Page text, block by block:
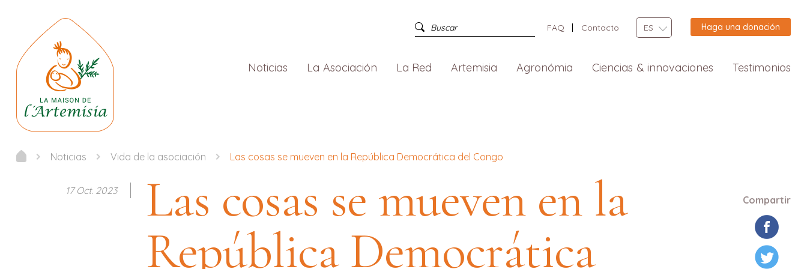
FAQ Contacto ES Haga una donación
Noticias La Asociación La Red Artemisia Agronómia Ciencias & innovaciones Testimonios
Noticias Vida de la asociación Las cosas se mueven en la República Democrática del Congo
17 Oct. 2023
Las cosas se mueven en la
República Democrática
Compartir